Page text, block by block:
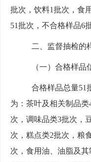
批次，饮料1批次，食
51批次，不合格样品6
二、监督抽检的
（一）合格样品
合格样品总量51
为： 茶叶及相关制品类
次，调味品类3批次，
次，糕点类2批次，粮
次，食用油、油脂及其